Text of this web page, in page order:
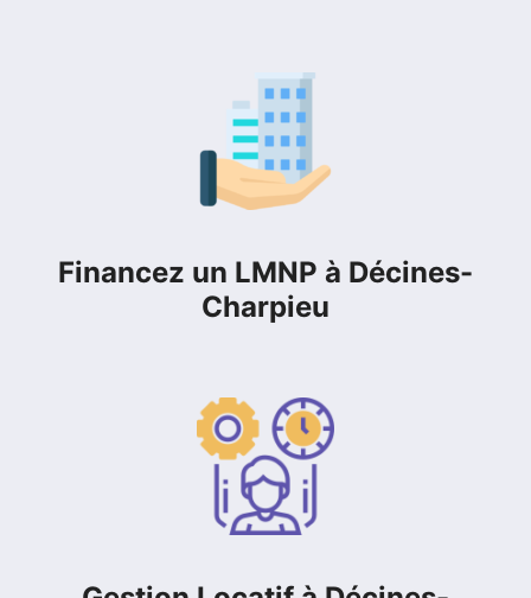
Financez un LMNP à Décines-
Charpieu